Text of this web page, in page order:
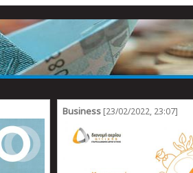
Business[23/02/2022, 23:07]